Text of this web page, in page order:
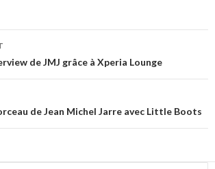
de JMJ grâce à Xperia Lounge
de Jean Michel Jarre avec Little Boots